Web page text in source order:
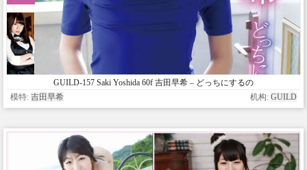
GUILD-157 Saki Yoshida 60f 吉田早希 – どっちにするの
模特: 吉田早希 机构: GUILD